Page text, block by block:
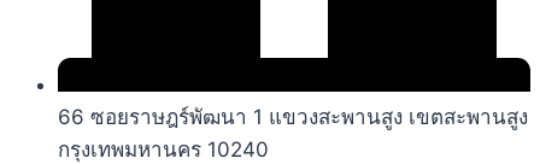
66 ซอยราษฎร์พัฒนา 1 แขวงสะพานสูง เขตสะพานสูง
กรุงเทพมหานคร 10240